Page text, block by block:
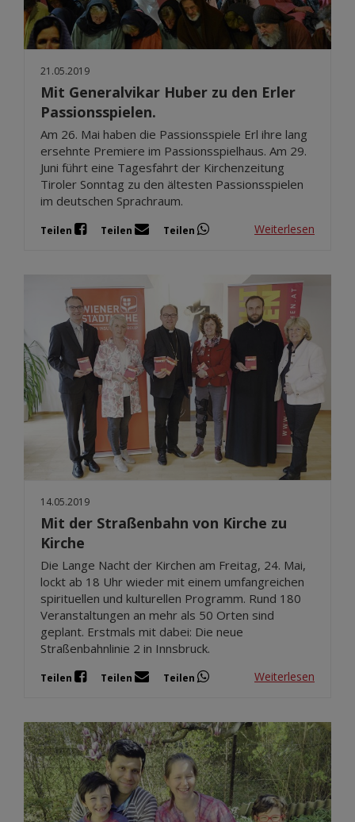
21.05.2019
Mit Generalvikar Huber zu den Erler
Passionsspielen.
Am 26. Mai haben die Passionsspiele Erl ihre lang
ersehnte Premiere im Passionsspielhaus. Am 29.
Juni führt eine Tagesfahrt der Kirchenzeitung
Tiroler Sonntag zu den ältesten Passionsspielen
im deutschen Sprachraum.
Teilen Teilen Teilen Weiterlesen
14.05.2019
Mit der Straßenbahn von Kirche zu
Kirche
Die Lange Nacht der Kirchen am Freitag, 24. Mai,
lockt ab 18 Uhr wieder mit einem umfangreichen
spirituellen und kulturellen Programm. Rund 180
Veranstaltungen an mehr als 50 Orten sind
geplant. Erstmals mit dabei: Die neue
Straßenbahnlinie 2 in Innsbruck.
Teilen Teilen Teilen Weiterlesen